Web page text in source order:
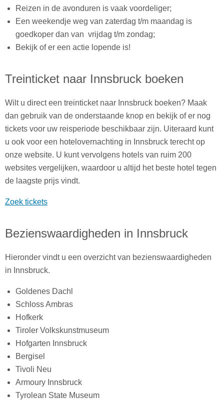
Reizen in de avonduren is vaak voordeliger;
Een weekendje weg van zaterdag t/m maandag is
goedkoper dan van vrijdag t/m zondag;
Bekijk of er een actie lopende is!
Treinticket naar Innsbruck boeken
Wilt u direct een treinticket naar Innsbruck boeken? Maak
dan gebruik van de onderstaande knop en bekijk of er nog
tickets voor uw reisperiode beschikbaar zijn. Uiteraard kunt
u ook voor een hotelovernachting in Innsbruck terecht op
onze website. U kunt vervolgens hotels van ruim 200
websites vergelijken, waardoor u altijd het beste hotel tegen
de laagste prijs vindt.
Zoek tickets
Bezienswaardigheden in Innsbruck
Hieronder vindt u een overzicht van bezienswaardigheden
in Innsbruck.
Goldenes Dachl
Schloss Ambras
Hofkerk
Tiroler Volkskunstmuseum
Hofgarten Innsbruck
Bergisel
Tivoli Neu
Armoury Innsbruck
Tyrolean State Museum